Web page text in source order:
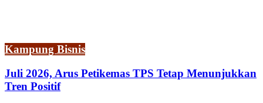
Kampung Bisnis
Juli 2026, Arus Petikemas TPS Tetap Menunjukkan
Tren Positif